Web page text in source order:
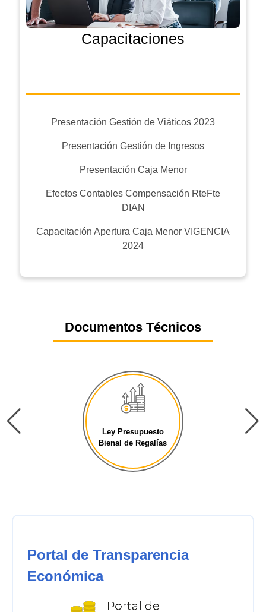
Capacitaciones
Presentación Gestión de Viáticos 2023
Presentación Gestión de Ingresos
Presentación Caja Menor
Efectos Contables Compensación RteFte
DIAN
Capacitación Apertura Caja Menor VIGENCIA
2024
Documentos Técnicos
Ley Presupuesto
General de la [...]
Portal de Transparencia
Económica